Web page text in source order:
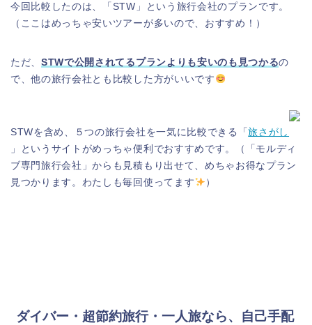
今回比較したのは、「STW」という旅行会社のプランです。
（ここはめっちゃ安いツアーが多いので、おすすめ！）
ただ、STWで公開されてるプランよりも安いのも見つかるの
で、他の旅行会社とも比較した方がいいです
STWを含め、５つの旅行会社を一気に比較できる「旅さがし
」というサイトがめっちゃ便利でおすすめです。（「モルディ
ブ専門旅行会社」からも見積もり出せて、めちゃお得なプラン
見つかります。わたしも毎回使ってます
）
ダイバー・超節約旅行・一人旅なら、自己手配